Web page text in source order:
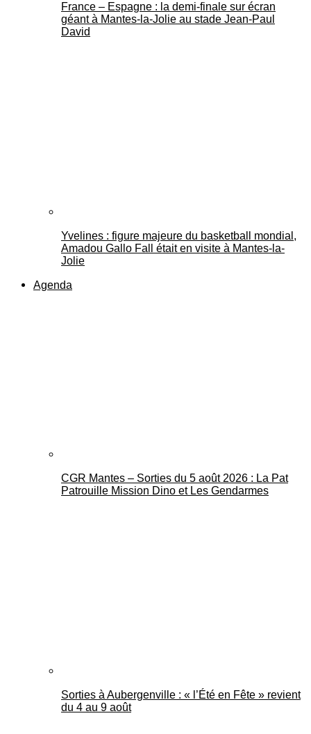
France – Espagne : la demi-finale sur écran
géant à Mantes-la-Jolie au stade Jean-Paul
David
Yvelines : figure majeure du basketball mondial,
Amadou Gallo Fall était en visite à Mantes-la-
Jolie
Agenda
CGR Mantes – Sorties du 5 août 2026 : La Pat
Patrouille Mission Dino et Les Gendarmes
Sorties à Aubergenville : « l’Été en Fête » revient
du 4 au 9 août